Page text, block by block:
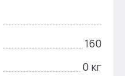
160
0 кг